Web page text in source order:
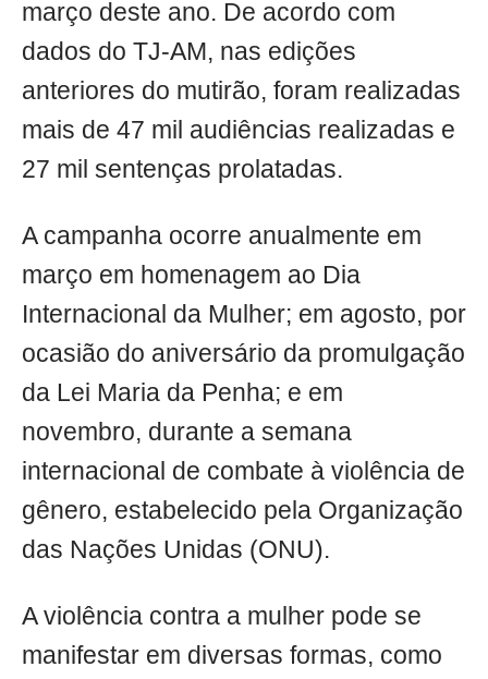
março deste ano. De acordo com
dados do TJ-AM, nas edições
anteriores do mutirão, foram realizadas
mais de 47 mil audiências realizadas e
27 mil sentenças prolatadas.
A campanha ocorre anualmente em
março em homenagem ao Dia
Internacional da Mulher; em agosto, por
ocasião do aniversário da promulgação
da Lei Maria da Penha; e em
novembro, durante a semana
internacional de combate à violência de
gênero, estabelecido pela Organização
das Nações Unidas (ONU).
A violência contra a mulher pode se
manifestar em diversas formas, como